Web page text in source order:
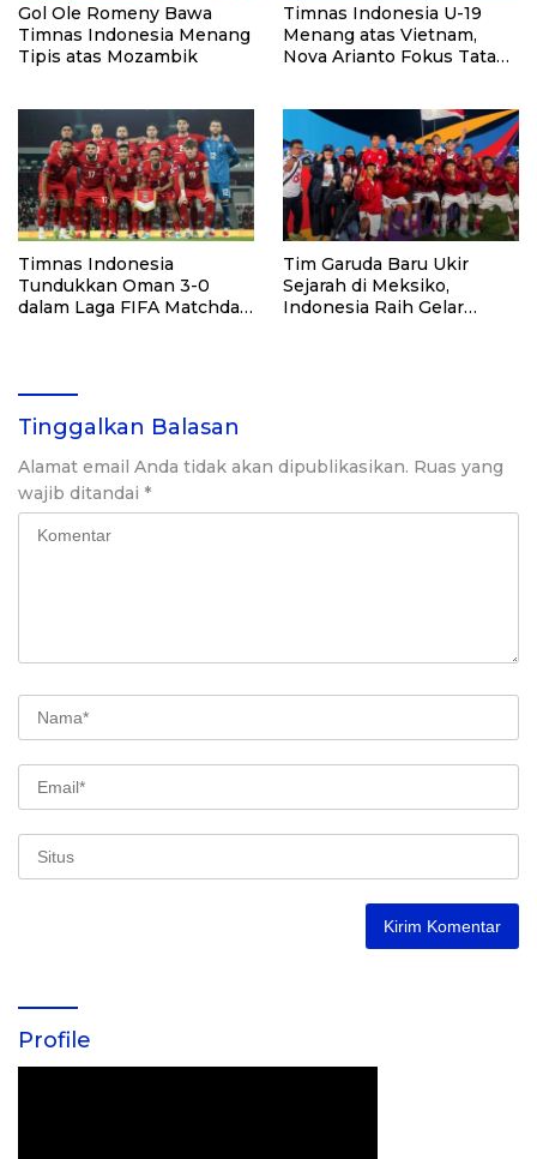
Gol Ole Romeny Bawa
Timnas Indonesia Menang
Tipis atas Mozambik
Timnas Indonesia U-19
Menang atas Vietnam,
Nova Arianto Fokus Tatap
Timnas Indonesia
Tundukkan Oman 3-0
dalam Laga FIFA Matchday
Tim Garuda Baru Ukir
Sejarah di Meksiko,
Indonesia Raih Gelar
Tinggalkan Balasan
Alamat email Anda tidak akan dipublikasikan. Ruas yang
wajib ditandai *
Profile